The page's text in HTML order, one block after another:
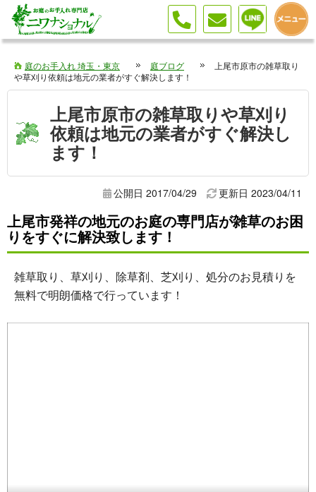
庭のお手入れ 埼玉・東京 庭ブログ
上尾市原市の雑草取り
や草刈り依頼は地元の業者がすぐ解決します！
上尾市原市の雑草取りや草刈り
依頼は地元の業者がすぐ解決し
ます！
公開日 2017/04/29 更新日 2023/04/11
上尾市発祥の地元のお庭の専門店が雑草のお困
りをすぐに解決致します！
雑草取り、草刈り、除草剤、芝刈り、処分のお見積りを
無料で明朗価格で行っています！